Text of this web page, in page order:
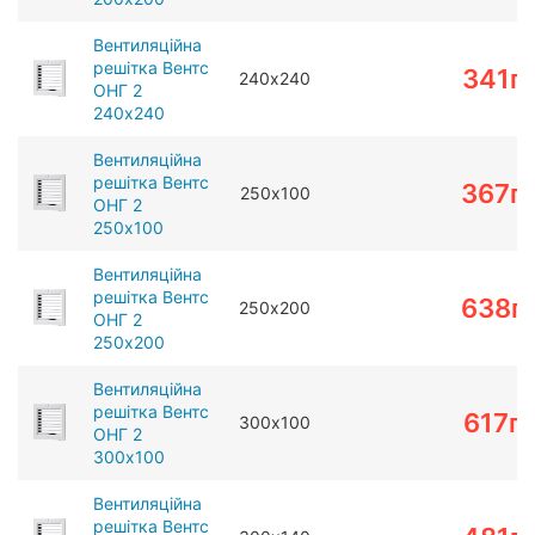
Вентиляційна
решітка Вентс
ОНГ 2
240х240
240х240 341
Вентиляційна
решітка Вентс
ОНГ 2
250х100
250х100 367
Вентиляційна
решітка Вентс
ОНГ 2
250х200
250х200 638
Вентиляційна
решітка Вентс
ОНГ 2
300х100
300х100 617
Вентиляційна
решітка Вентс